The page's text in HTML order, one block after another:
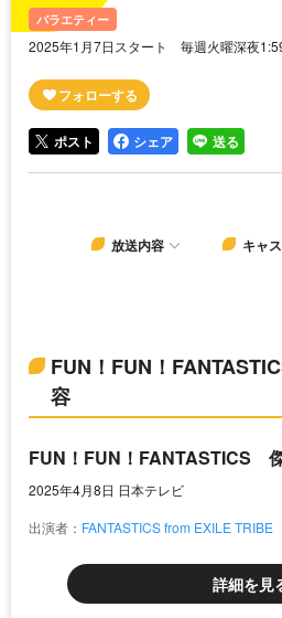
バラエティー
2025年1月7日スタート 毎週火曜深夜
ポスト シェア 送る
放送内容 キャ
FUN！FUN！
容
FUN！FUN！FANTASTICS
2025年4月8日 日本テレビ
出演者： FANTASTICS from EXILE TRIBE
詳細を見